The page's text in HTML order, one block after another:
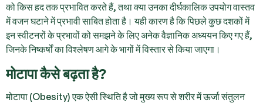
को किस हद तक प्रभावित करते हैं, तथा क्या उनका दीर्घकालिक उपयोग वास्तव
में वजन घटाने में प्रभावी साबित होता है। यही कारण है कि पिछले कुछ दशकों में
इन स्वीटनरों के प्रभावों को समझने के लिए अनेक वैज्ञानिक अध्ययन किए गए हैं,
जिनके निष्कर्षों का विश्लेषण आगे के भागों में विस्तार से किया जाएगा।
मोटापा कैसे बढ़ता है?
मोटापा (Obesity) एक ऐसी स्थिति है जो मुख्य रूप से शरीर में ऊर्जा संतुलन